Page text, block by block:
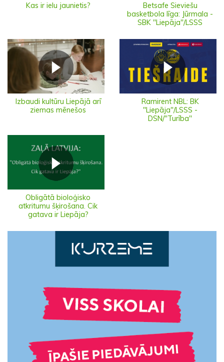
Kas ir ielu jaunietis?
Betsafe Sieviešu
basketbola līga: Jūrmala -
SBK "Liepāja"/LSSS
Izbaudi kultūru Liepājā arī
ziemas mēnešos
Ramirent NBL: BK
"Liepāja"/LSSS -
DSN/"Turība"
Obligātā bioloģisko
atkritumu šķirošana. Cik
gatava ir Liepāja?